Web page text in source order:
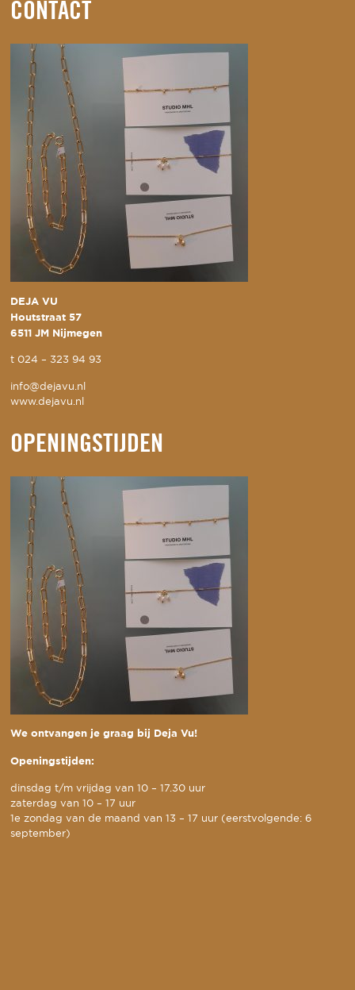
CONTACT
DEJA VU
Houtstraat 57
6511 JM Nijmegen
t024 – 323 94 93
info@dejavu.nl
www.dejavu.nl
OPENINGSTIJDEN
We ontvangen je graag bij Deja Vu!
Openingstijden:
dinsdag t/m vrijdag van 10 – 17.30 uur
zaterdag van 10 – 17 uur
1e zondag van de maand van 13 – 17 uur (eerstvolgende: 6
september)